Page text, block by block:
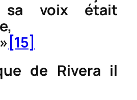
sa voix était
[15]
de Rivera il